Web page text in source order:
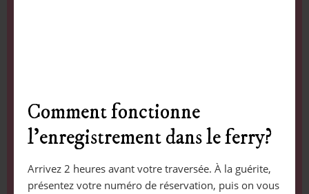
Comment fonctionne
l’enregistrement dans le ferry?
Arrivez 2 heures avant votre traversée. À la guérite,
présentez votre numéro de réservation, puis on vous